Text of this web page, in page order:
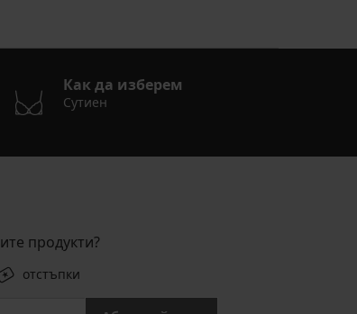
Как да изберем
Сутиен
продукти?
отстъпки